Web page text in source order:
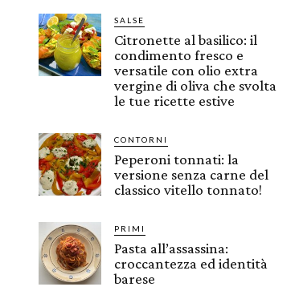
SALSE
Citronette al basilico: il
condimento fresco e
versatile con olio extra
vergine di oliva che svolta
le tue ricette estive
CONTORNI
Peperoni tonnati: la
versione senza carne del
classico vitello tonnato!
PRIMI
Pasta all’assassina:
croccantezza ed identità
barese